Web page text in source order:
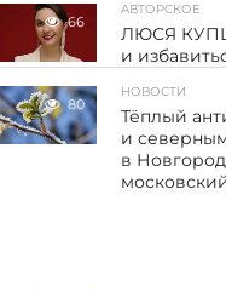
66
АВТОРСКОЕ
ЛЮСЯ
и
80
НОВОСТИ
Тёплый
и
в